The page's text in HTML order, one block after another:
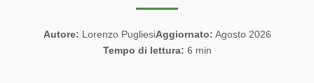
Autore: Lorenzo PugliesiAggiornato: Agosto 2026
Tempo di lettura: 6 min